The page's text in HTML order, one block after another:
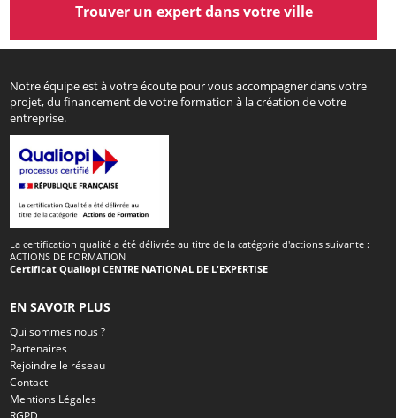
Trouver un expert dans votre ville
Notre équipe est à votre écoute pour vous accompagner dans votre
projet, du financement de votre formation à la création de votre
entreprise.
La certification qualité a été délivrée au titre de la catégorie d'actions suivante :
ACTIONS DE FORMATION
Certificat Qualiopi CENTRE NATIONAL DE L'EXPERTISE
EN SAVOIR PLUS
Qui sommes nous ?
Partenaires
Rejoindre le réseau
Contact
Mentions Légales